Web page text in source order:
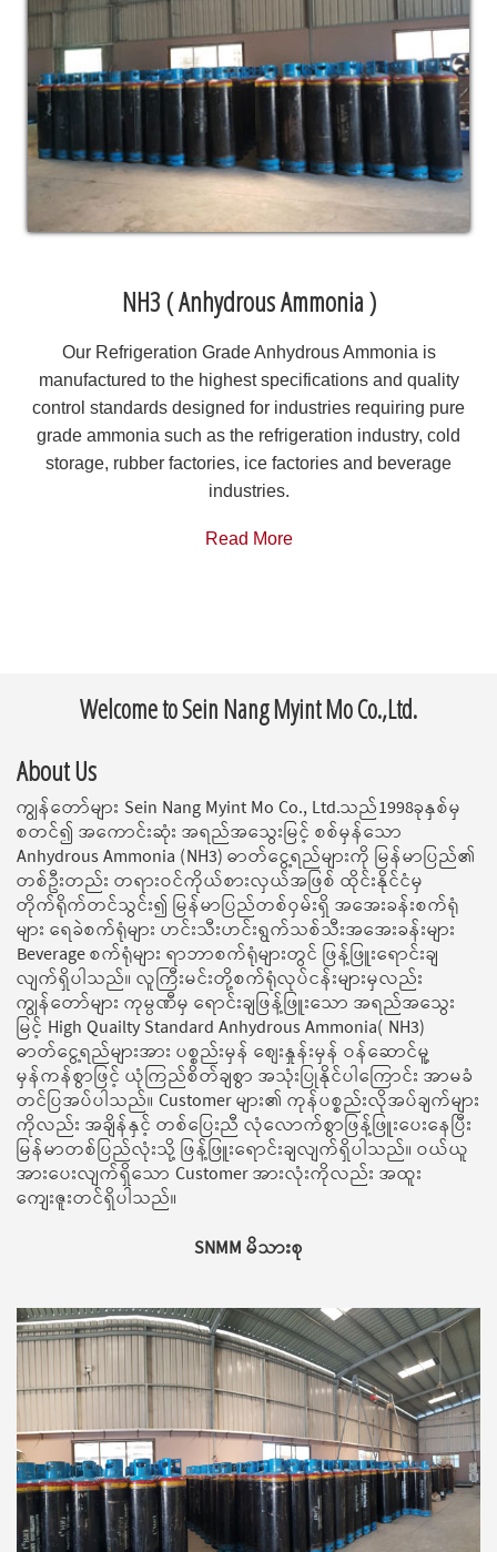
NH3 ( Anhydrous Ammonia )
Our Refrigeration Grade Anhydrous Ammonia is
manufactured to the highest specifications and quality
control standards designed for industries requiring pure
grade ammonia such as the refrigeration industry, cold
storage, rubber factories, ice factories and beverage
industries.
Read More
Welcome to Sein Nang Myint Mo Co.,Ltd.
About Us
ကျွန်တော်များ Sein Nang Myint Mo Co., Ltd.သည်1998ခုနှစ်မှ
စတင်၍ အကောင်းဆုံး အရည်အသွေးမြင့် စစ်မှန်သော
Anhydrous Ammonia (NH3) ဓာတ်ငွေ့ရည်များကို မြန်မာပြည်၏
တစ်ဦးတည်း တရားဝင်ကိုယ်စားလှယ်အဖြစ် ထိုင်းနိုင်ငံမှ
တိုက်ရိုက်တင်သွင်း၍ မြန်မာပြည်တစ်ဝှမ်းရှိ အအေးခန်းစက်ရုံ
များ ရေခဲစက်ရုံများ ဟင်းသီးဟင်းရွက်သစ်သီးအအေးခန်းများ
Beverage စက်ရုံများ ရာဘာစက်ရုံများတွင် ဖြန့်ဖြူးရောင်းချ
လျက်ရှိပါသည်။ လူကြီးမင်းတို့စက်ရုံလုပ်ငန်းများမှလည်း
ကျွန်တော်များ ကုမ္ပဏီမှ ရောင်းချဖြန့်ဖြူးသော အရည်အသွေး
မြင့် High Quailty Standard Anhydrous Ammonia( NH3)
ဓာတ်ငွေ့ရည်များအား ပစ္စည်းမှန် ဈေးနှုန်းမှန် ဝန်ဆောင်မူ့
မှန်ကန်စွာဖြင့် ယုံကြည်စိတ်ချစွာ အသုံးပြုနိုင်ပါကြောင်း အာမခံ
တင်ပြအပ်ပါသည်။ Customer များ၏ ကုန်ပစ္စည်းလိုအပ်ချက်များ
ကိုလည်း အချိန်နှင့် တစ်ပြေးညီ လုံလောက်စွာဖြန့်ဖြူးပေးနေပြီး
မြန်မာတစ်ပြည်လုံးသို့ ဖြန့်ဖြူးရောင်းချလျက်ရှိပါသည်။ ဝယ်ယူ
အားပေးလျက်ရှိသော Customer အားလုံးကိုလည်း အထူး
ကျေးဇူးတင်ရှိပါသည်။
SNMM မိသားစု